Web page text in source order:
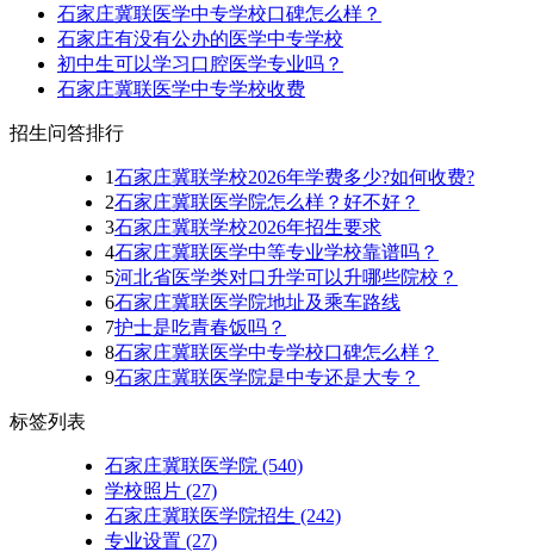
石家庄冀联医学中专学校口碑怎么样？
石家庄有没有公办的医学中专学校
初中生可以学习口腔医学专业吗？
石家庄冀联医学中专学校收费
招生问答排行
1石家庄冀联学校2026年学费多少?如何收费?
2石家庄冀联医学院怎么样？好不好？
3石家庄冀联学校2026年招生要求
4石家庄冀联医学中等专业学校靠谱吗？
5河北省医学类对口升学可以升哪些院校？
6石家庄冀联医学院地址及乘车路线
7护士是吃青春饭吗？
8石家庄冀联医学中专学校口碑怎么样？
9石家庄冀联医学院是中专还是大专？
标签列表
石家庄冀联医学院 (540)
学校照片 (27)
石家庄冀联医学院招生 (242)
专业设置 (27)